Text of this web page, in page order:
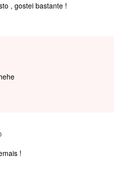
, gostei bastante !
!